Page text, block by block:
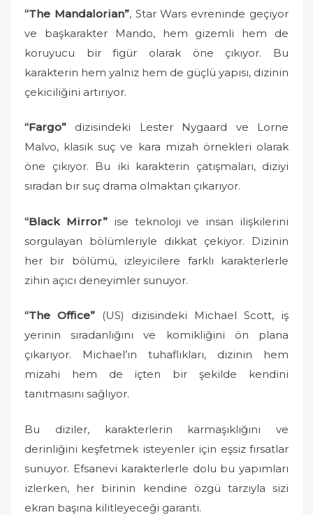
“The Mandalorian”, Star Wars evreninde geçiyor
ve başkarakter Mando, hem gizemli hem de
koruyucu bir figür olarak öne çıkıyor. Bu
karakterin hem yalnız hem de güçlü yapısı, dizinin
çekiciliğini artırıyor.
“Fargo” dizisindeki Lester Nygaard ve Lorne
Malvo, klasik suç ve kara mizah örnekleri olarak
öne çıkıyor. Bu iki karakterin çatışmaları, diziyi
sıradan bir suç drama olmaktan çıkarıyor.
“Black Mirror”ise teknoloji ve insan ilişkilerini
sorgulayan bölümleriyle dikkat çekiyor. Dizinin
her bir bölümü, izleyicilere farklı karakterlerle
zihin açıcı deneyimler sunuyor.
“The Office” (US) dizisindeki Michael Scott, iş
yerinin sıradanlığını ve komikliğini ön plana
çıkarıyor. Michael’ın tuhaflıkları, dizinin hem
mizahi hem de içten bir şekilde kendini
tanıtmasını sağlıyor.
Bu diziler, karakterlerin karmaşıklığını ve
derinliğini keşfetmek isteyenler için eşsiz fırsatlar
sunuyor. Efsanevi karakterlerle dolu bu yapımları
izlerken, her birinin kendine özgü tarzıyla sizi
ekran başına kilitleyeceği garanti.